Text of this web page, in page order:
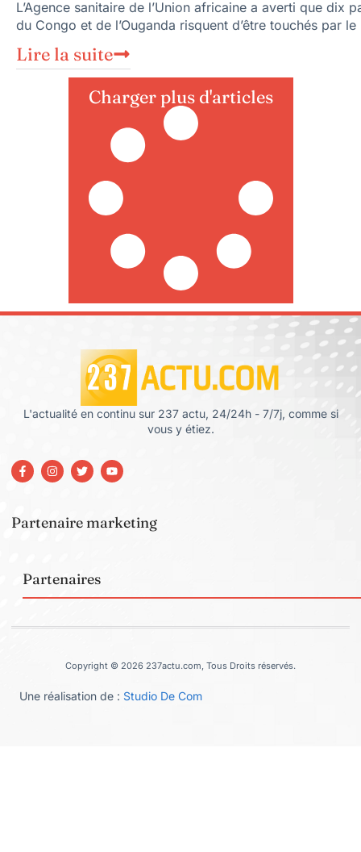
L’Agence sanitaire de l’Union africaine a averti que dix
du Congo et de l’Ouganda risquent d’être touchés par le
Lire la suite
Charger plus d'articles
L'actualité en continu sur 237 actu, 24/24h - 7/7j, comme si
vous y étiez.
Partenaire marketing
Partenaires
Copyright © 2026 237actu.com, Tous Droits réservés.
Une réalisation de : Studio De Com